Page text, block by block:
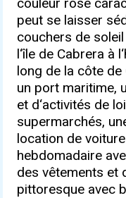
peut se laisser
couchers de soleil
l‘île de Cabrera à
long de la côte
un port maritime,
et d‘activités de
supermarchés,
location de
hebdomadaire
des vêtements et
pittoresque avec